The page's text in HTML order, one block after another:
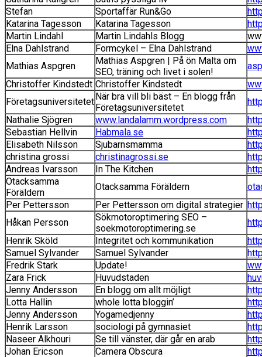
Stefan
Sportaffär Run&Go
Katarina Tagesson
Katarina Tagesson
Martin Lindahl
Martin Lindahls Blogg
Elna Dahlstrand
Formcykel – Elna Dahlstrand
Mathias Aspgren
Mathias Aspgren | På ön Malta om
SEO, träning och livet i solen!
Christoffer Kindstedt Christoffer Kindstedt
FöretagsuniversitetetNär bra vill bli bäst – En blogg från
Företagsuniversitetet
Nathalie Sjögren
www.landalamm.wordpress.com
Sebastian Hellvin
Habmala.se
Elisabeth Nilsson
Sjubarnsmamma
christina grossi
christinagrossi.se
Andreas Ivarsson
In The Kitchen
Otacksamma
Föräldern
Otacksamma Föräldern
Per Pettersson
Per Pettersson om digital strategier
Håkan Persson
Sökmotoroptimering SEO –
soekmotoroptimering.se
Henrik Sköld
Integritet och kommunikation
Samuel Sylvander
Samuel Sylvander
Fredrik Stark
Update!
Zara Frick
Huvudstaden
Jenny Andersson
En blogg om allt möjligt
Lotta Hallin
whole lotta bloggin’
Jenny Andersson
Yogamedjenny
Henrik Larsson
sociologi på gymnasiet
Naseer Alkhouri
Se till vänster, där går en arab
Johan Ericson
Camera Obscura